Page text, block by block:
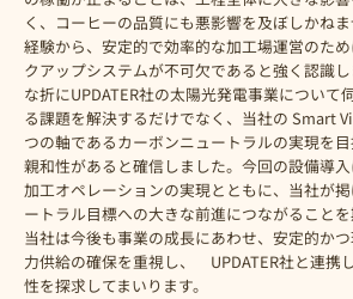
く、コーヒーの品質にも悪影響を及ぼしかね
経験から、安定的で効率的な加工場運営のた
クアップシステムが不可欠であると強く認識
な折にUPDATER社の太陽光発電事業について
る課題を解決するだけでなく、当社の Smart
つの軸であるカーボンニュートラルの実現を
親和性があると確信しました。今回の設備導
加工オペレーションの実現とともに、当社が
ートラル目標への大きな前進につながることを
当社は今後も事業の成長にあわせ、安定的か
力供給の確保を重視し、 UPDATER社と連携
性を探求してまいります。